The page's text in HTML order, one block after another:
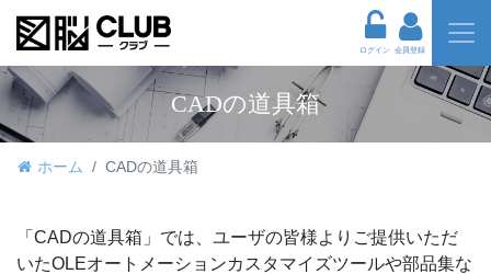
ログイン 会員登録
CADの道具箱
ホーム CADの道具箱
「CADの道具箱」では、ユーザの皆様よりご提供いただ
いたOLEオートメーションカスタマイズツールや部品集な